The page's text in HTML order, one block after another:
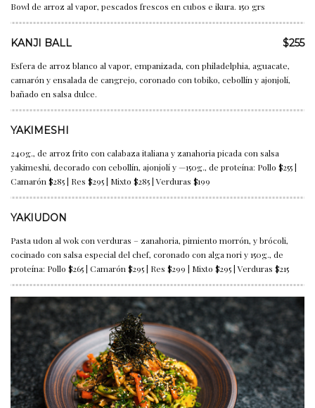
Bowl de arroz al vapor, pescados frescos en cubos e ikura. 150 grs
KANJI BALL $255
Esfera de arroz blanco al vapor, empanizada, con philadelphia, aguacate,
camarón y ensalada de cangrejo, coronado con tobiko, cebollín y ajonjolí,
bañado en salsa dulce.
YAKIMESHI
240g., de arroz frito con calabaza italiana y zanahoria picada con salsa
yakimeshi, decorado con cebollín, ajonjolí y —150g., de proteína: Pollo $255 |
Camarón $285 | Res $295 | Mixto $285 | Verduras $199
YAKIUDON
Pasta udon al wok con verduras – zanahoria, pimiento morrón, y brócoli,
cocinado con salsa especial del chef, coronado con alga nori y 150g., de
proteína: Pollo $265 | Camarón $295 | Res $299 | Mixto $295 | Verduras $215